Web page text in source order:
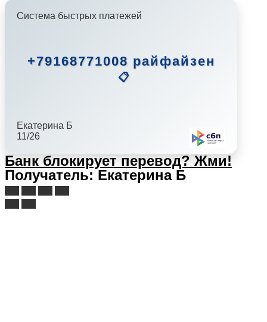
Система быстрых платежей
+79168771008 райфайзен
📋
Екатерина Б
11/26
Банк блокирует перевод? Жми!
Получатель: Екатерина Б